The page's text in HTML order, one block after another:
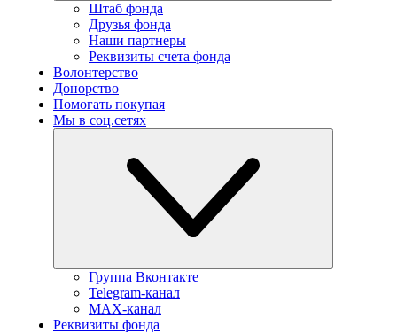
Штаб фонда
Друзья фонда
Наши партнеры
Реквизиты счета фонда
Волонтерство
Донорство
Помогать покупая
Мы в соц.сетях
Группа Вконтакте
Telegram-канал
MAX-канал
Реквизиты фонда